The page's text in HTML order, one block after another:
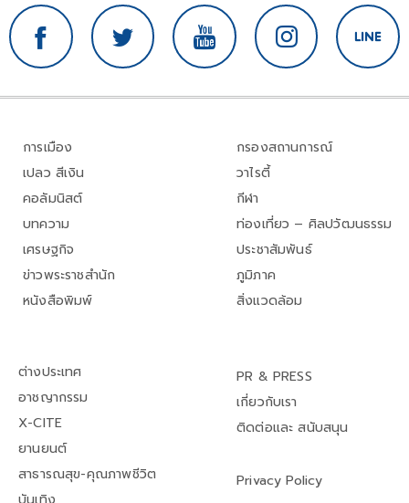
การเมือง
เปลว สีเงิน
คอลัมนิสต์
บทความ
เศรษฐกิจ
ข่าวพระราชสำนัก
หนังสือพิมพ์
กรองสถานการณ์
วาไรตี้
กีฬา
ท่องเที่ยว – ศิลปวัฒนธรรม
ประชาสัมพันธ์
ภูมิภาค
สิ่งแวดล้อม
ต่างประเทศ
อาชญากรรม
X-CITE
ยานยนต์
สาธารณสุข-คุณภาพชีวิต
PR & PRESS
เกี่ยวกับเรา
ติดต่อและ สนับสนุน
Privacy Policy